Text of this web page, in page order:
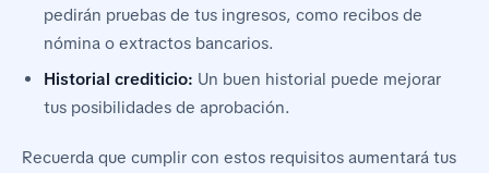
pedirán pruebas de tus ingresos, como recibos de
nómina o extractos bancarios.
Historial crediticio: Un buen historial puede mejorar
tus posibilidades de aprobación.
Recuerda que cumplir con estos requisitos aumentará tus